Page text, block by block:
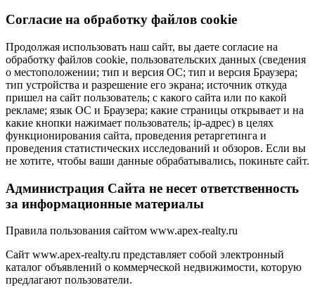
Cогласие на обработку файлов cookie
Продолжая использовать наш сайт, вы даете согласие на
обработку файлов cookie, пользовательских данных (сведения
о местоположении; тип и версия ОС; тип и версия Браузера;
тип устройства и разрешение его экрана; источник откуда
пришел на сайт пользователь; с какого сайта или по какой
рекламе; язык ОС и Браузера; какие страницы открывает и на
какие кнопки нажимает пользователь; ip-адрес) в целях
функционирования сайта, проведения ретаргетинга и
проведения статистических исследований и обзоров. Если вы
не хотите, чтобы ваши данные обрабатывались, покиньте сайт.
Администрация Сайта не несет ответственность
за информационные материалы
Правила пользования сайтом www.apex-realty.ru
Сайт www.apex-realty.ru представляет собой электронный
каталог объявлений о коммерческой недвижимости, которую
предлагают пользователи.